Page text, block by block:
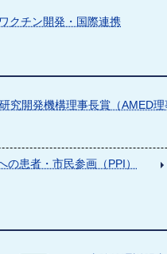
ワクチン開発・国際連携
究開発機構理事長賞（AMED理
の患者・市民参画（PPI）